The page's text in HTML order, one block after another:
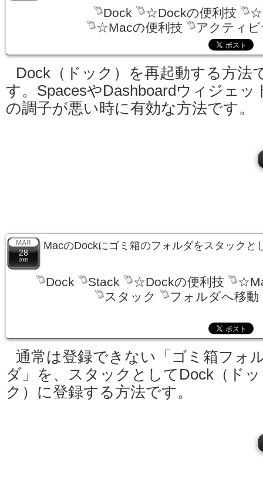
Dock ☆Dockの便利技
☆Macの便利技
アクティ
Dock（ドック）を再起動する方法
す。SpacesやDashboardウィジェッ
の調子が悪い時に有効な方法です。
28
2009
MacのDockにゴミ箱のフォルダをスタックと
Dock Stack ☆Dockの便利技
スタック
フォルダへ移動
通常は登録できない「ゴミ箱フォ
ダ」を、スタックとしてDock（ドッ
ク）に登録する方法です。